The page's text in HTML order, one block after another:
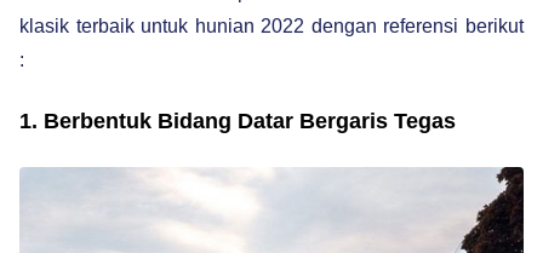
klasik terbaik untuk hunian 2022 dengan referensi berikut
:
1. Berbentuk Bidang Datar Bergaris Tegas